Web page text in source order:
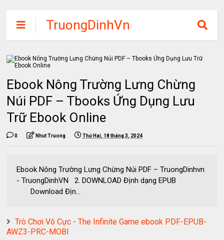
TruongDinhVn
Chia sẽ ebook,
các khóa học,
phần mềm học
tập miễn phí
Ebook Nông Trường Lưng Chừng
Núi PDF – Tbooks Ứng Dụng Lưu
Trữ Ebook Online
0 Nhut Truong Thứ Hai, 18 tháng 3, 2024
Ebook Nông Trường Lưng Chừng Núi PDF – TruongDinhvn
- TruongDinhVN 2. DOWNLOAD Định dạng EPUB
Download Địn...
Trò Chơi Vô Cực - The Infinite Game ebook PDF-EPUB-
AWZ3-PRC-MOBI